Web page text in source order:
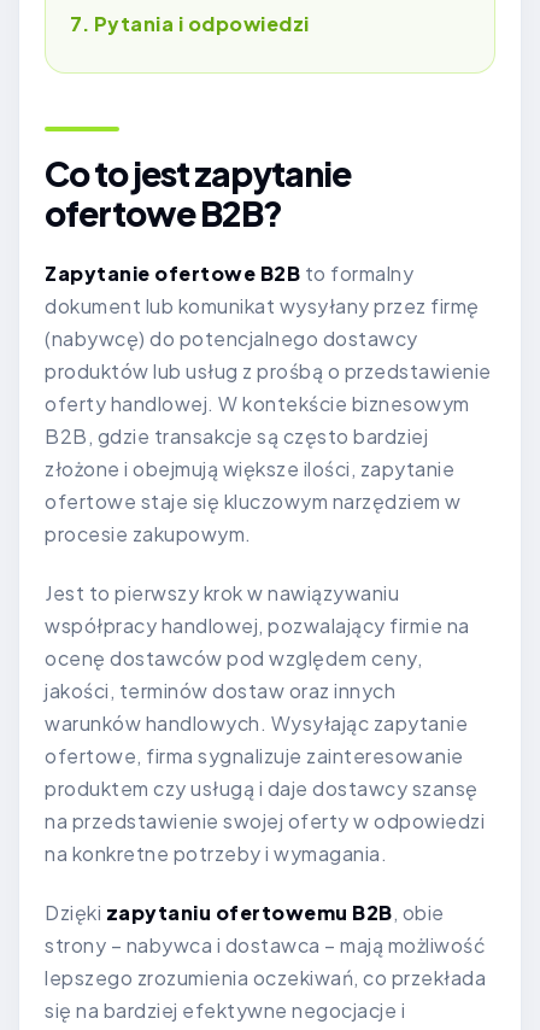
Pytania i odpowiedzi
Co to jest zapytanie
ofertowe B2B?
Zapytanie ofertowe B2B to formalny
dokument lub komunikat wysyłany przez firmę
(nabywcę) do potencjalnego dostawcy
produktów lub usług z prośbą o przedstawienie
oferty handlowej. W kontekście biznesowym
B2B, gdzie transakcje są często bardziej
złożone i obejmują większe ilości, zapytanie
ofertowe staje się kluczowym narzędziem w
procesie zakupowym.
Jest to pierwszy krok w nawiązywaniu
współpracy handlowej, pozwalający firmie na
ocenę dostawców pod względem ceny,
jakości, terminów dostaw oraz innych
warunków handlowych. Wysyłając zapytanie
ofertowe, firma sygnalizuje zainteresowanie
produktem czy usługą i daje dostawcy szansę
na przedstawienie swojej oferty w odpowiedzi
na konkretne potrzeby i wymagania.
Dzięki zapytaniu ofertowemu B2B, obie
strony – nabywca i dostawca – mają możliwość
lepszego zrozumienia oczekiwań, co przekłada
się na bardziej efektywne negocjacje i